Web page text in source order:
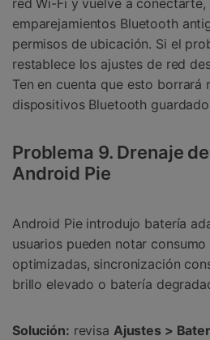
red Wi-Fi y vuelve a conectarte,
emparejamientos Bluetooth
permisos de ubicación. Si el
restablece los ajustes de red
Ten en cuenta que esto borrará
dispositivos Bluetooth
Problema 9. Drenaje
Android Pie
Android Pie introdujo batería
usuarios pueden notar
optimizadas, sincronización
brillo elevado o batería
Solución: revisa Ajustes >